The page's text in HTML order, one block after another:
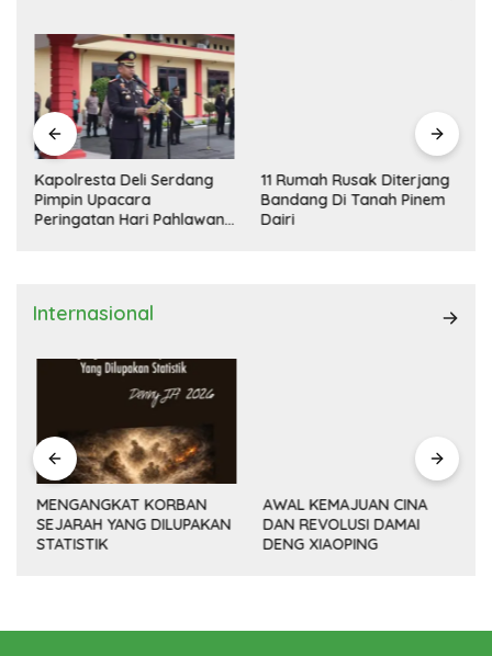
Kapolresta Deli Serdang
Pimpin Upacara
Peringatan Hari Pahlawan
11 Rumah Rusak Diterjang
Bandang Di Tanah Pinem
Dairi
Internasional
MENGANGKAT KORBAN
SEJARAH YANG DILUPAKAN
STATISTIK
AWAL KEMAJUAN CINA
DAN REVOLUSI DAMAI
DENG XIAOPING